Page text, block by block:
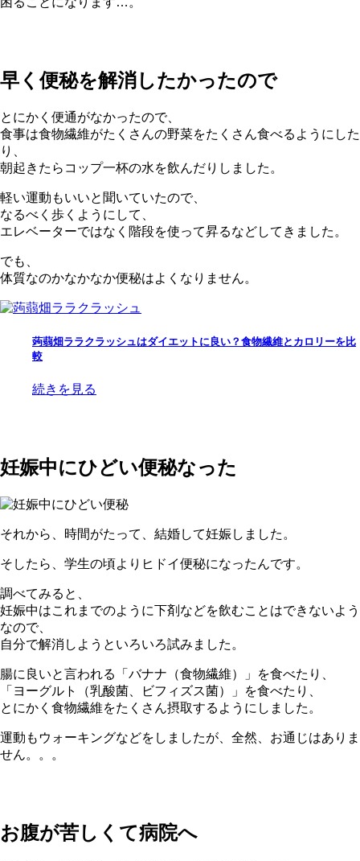
早く便秘を解消したかったので
とにかく便通がなかったので、
食事は食物繊維がたくさんの野菜をたくさん食べるようにした
り、
朝起きたらコップ一杯の水を飲んだりしました。
軽い運動もいいと聞いていたので、
なるべく歩くようにして、
エレベーターではなく階段を使って昇るなどしてきました。
でも、
体質なのかなかなか便秘はよくなりません。
蒟蒻畑ララクラッシュはダイエットに良い？食物繊維とカロリーを比
較
続きを見る
妊娠中にひどい便秘なった
それから、時間がたって、結婚して妊娠しました。
そしたら、学生の頃よりヒドイ便秘になったんです。
調べてみると、
妊娠中はこれまでのように下剤などを飲むことはできないよう
なので、
自分で解消しようといろいろ試みました。
腸に良いと言われる「バナナ（食物繊維）」を食べたり、
「ヨーグルト（乳酸菌、ビフィズス菌）」を食べたり、
とにかく食物繊維をたくさん摂取するようにしました。
運動もウォーキングなどをしましたが、全然、お通じはありま
せん。。。
お腹が苦しくて病院へ